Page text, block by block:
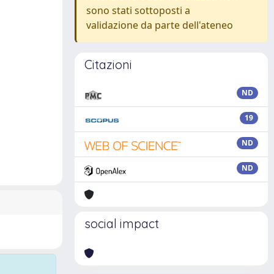
sono stati sottoposti a
validazione da parte dell'ateneo
Citazioni
ND
19
ND
ND
social impact